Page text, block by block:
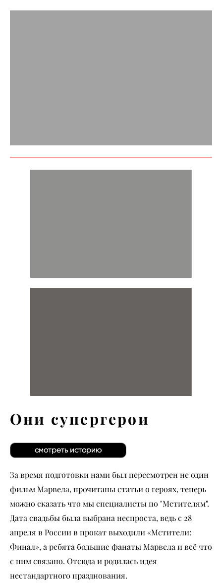
Они супергерои
смотреть историю
За время подготовки нами был пересмотрен не один
фильм Марвела, прочитаны статьи о героях, теперь
можно сказать что мы специалисты по "Мстителям".
Дата свадьбы была выбрана неспроста, ведь с 28
апреля в России в прокат выходили «Мстители:
Финал», а ребята большие фанаты Марвела и всё что
с ним связано. Отсюда и родилась идея
нестандартного празднования.